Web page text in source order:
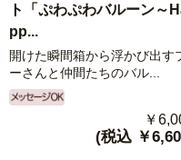
ト「ぷわぷわバルーン～
pp...
開けた瞬間箱から浮かび出す
ーさんと仲間たちのバル...
￥
(税込 ￥